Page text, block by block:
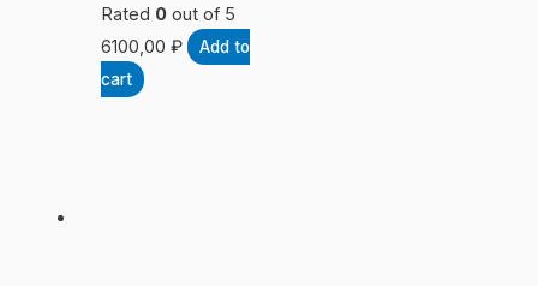
Rated 0out of 5
6100,00 ₽
Add to
cart